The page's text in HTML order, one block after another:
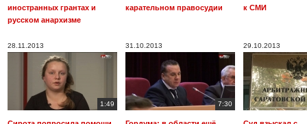
иностранных грантах и
русском анархизме
карательном правосудии
к СМИ
28.11.2013
1:49
31.10.2013
7:30
29.10.2013